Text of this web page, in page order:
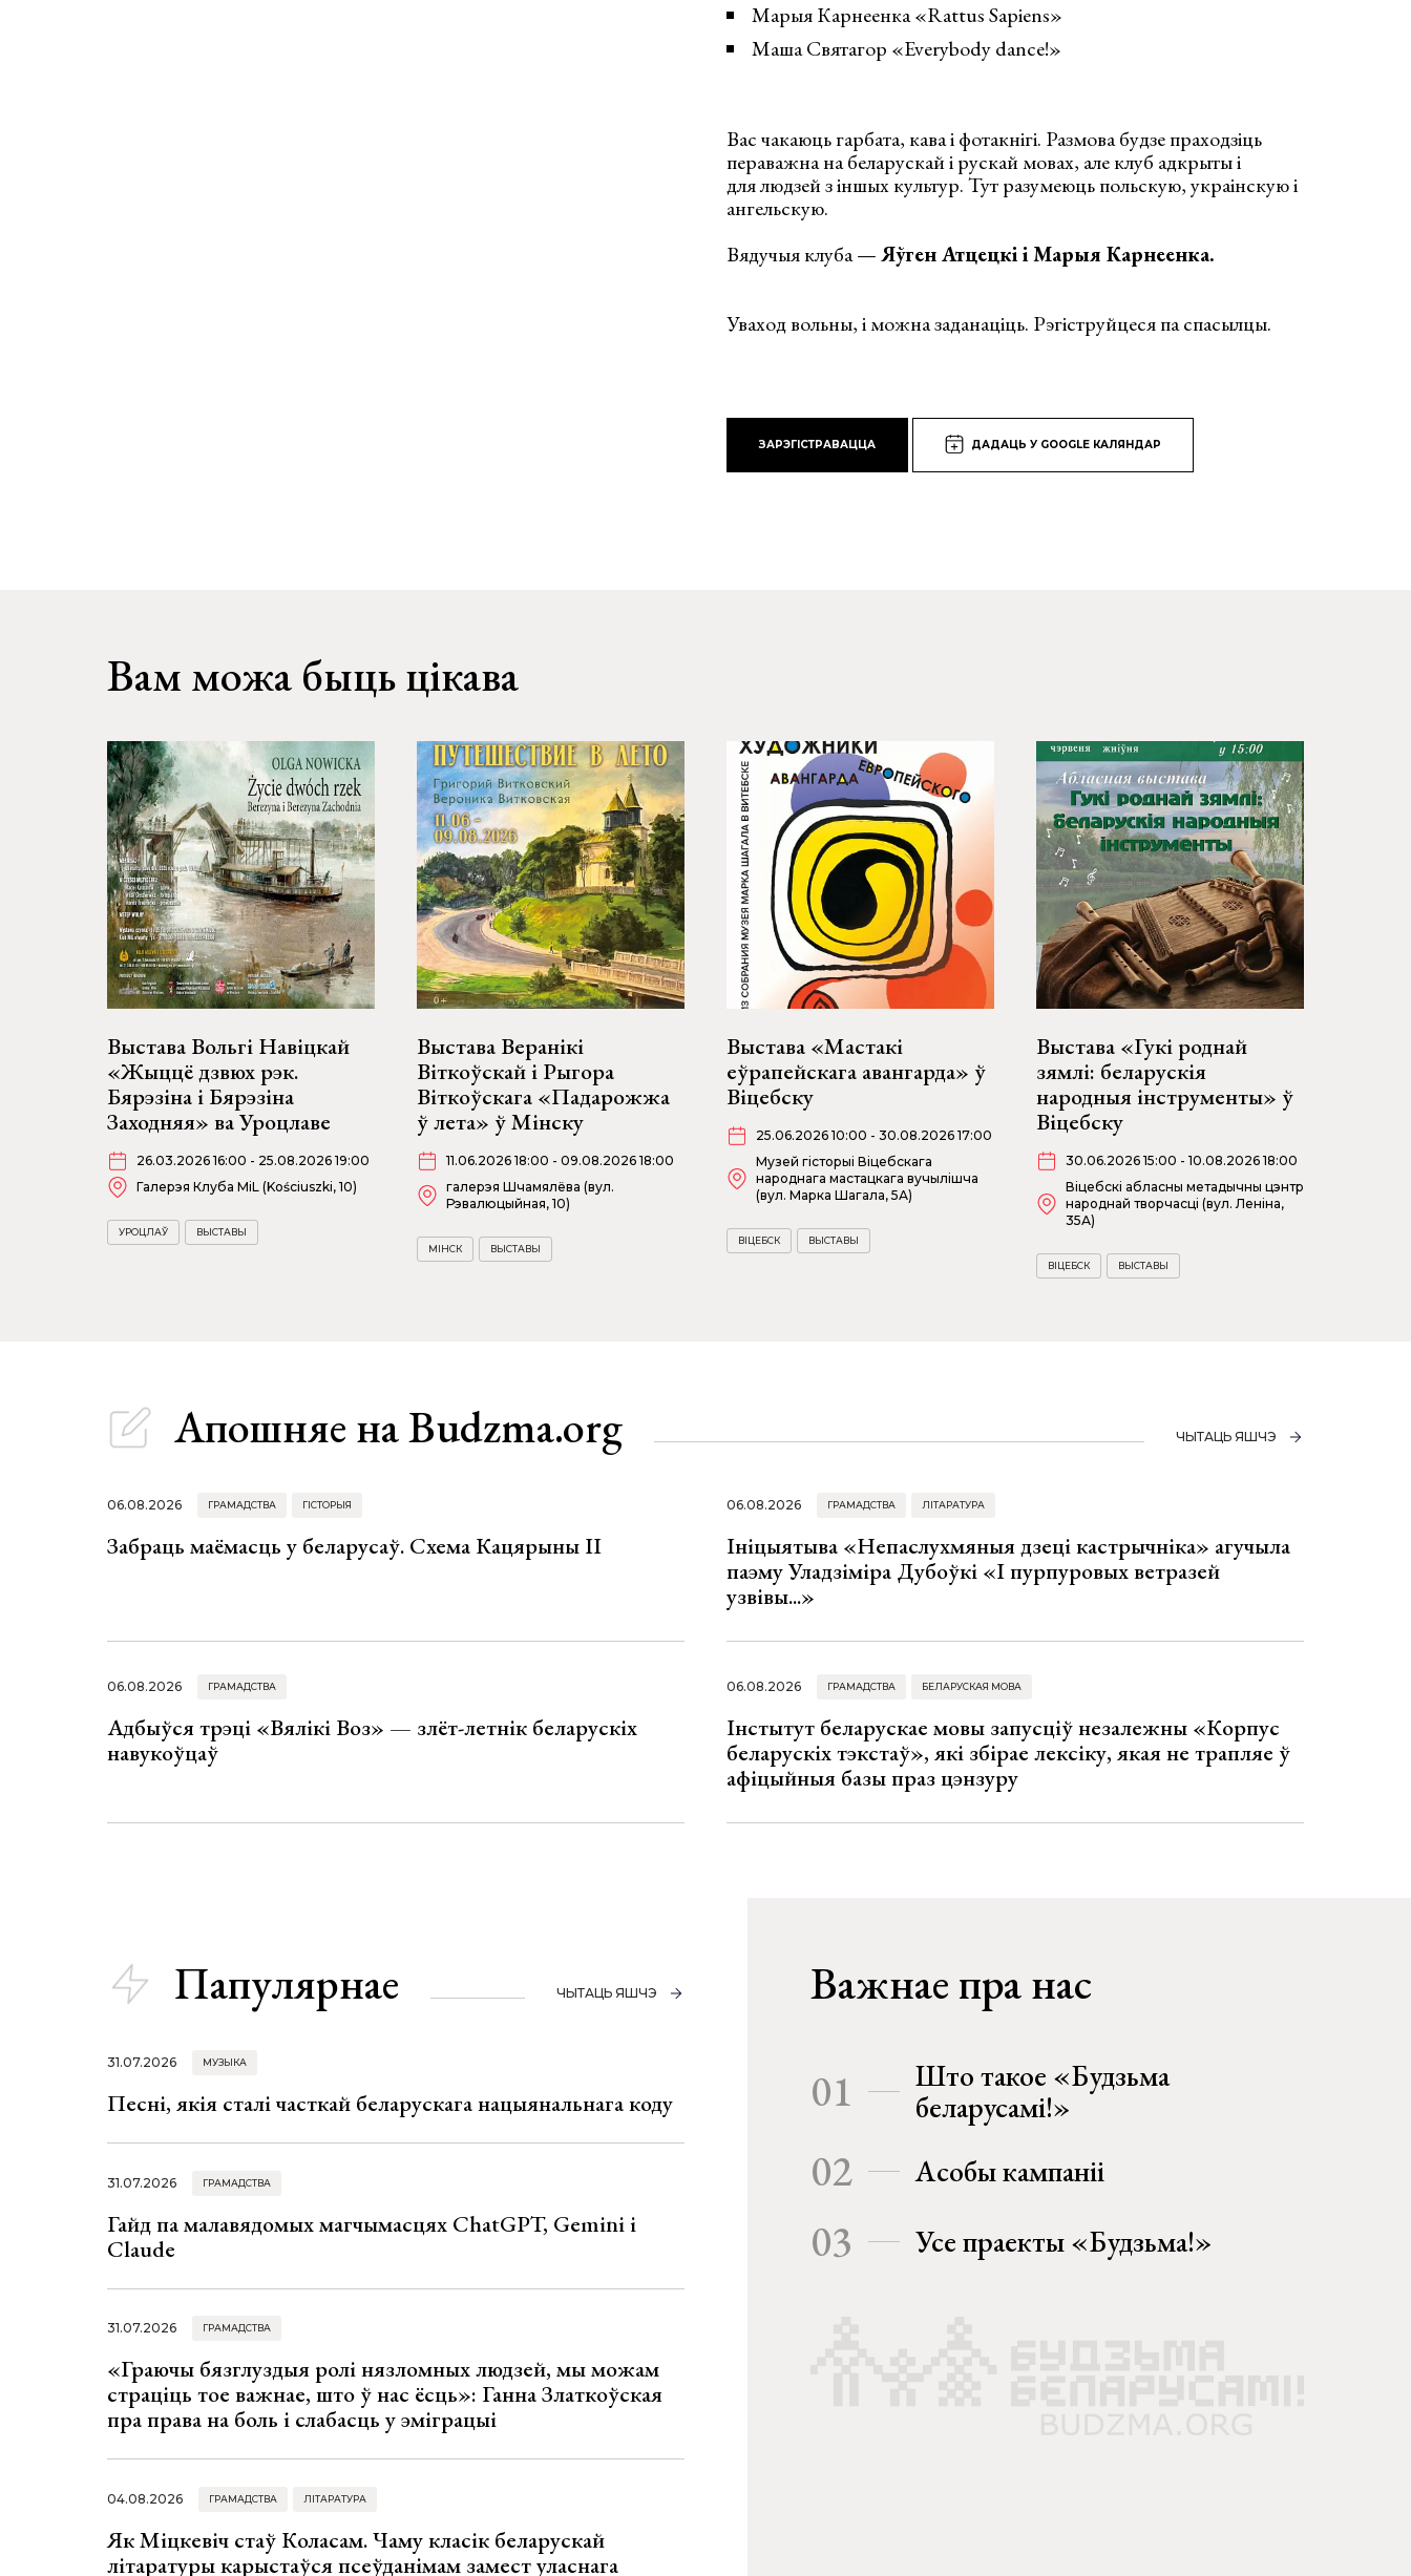
Марыя Карнеенка «Rattus Sapiens»
Маша Святагор «Everybody dance!»
Вас чакаюць гарбата, кава і фотакнігі. Размова будзе праходзіць
пераважна на беларускай і рускай мовах, але клуб адкрыты і
для людзей з іншых культур. Тут разумеюць польскую, украінскую і
ангельскую.
Вядучыя клуба —Яўген Атцецкi і Марыя Карнеенка.
Уваход вольны, і можна заданаціць. Рэгіструйцеся па спасылцы.
ЗАРЭГІСТРАВАЦЦА ДАДАЦЬ У GOOGLE КАЛЯНДАР
Вам можа быць цікава
Выстава Вольгі Навіцкай
«Жыццё дзвюх рэк.
Бярэзіна і Бярэзіна
Заходняя» ва Уроцлаве
26.03.2026 16:00 - 25.08.2026 19:00
Галерэя Клуба MiL (Kościuszki, 10)
УРОЦЛАЎ ВЫСТАВЫ
Выстава Веранікі
Віткоўскай і Рыгора
Віткоўскага «Падарожжа
ў лета» ў Мінску
11.06.2026 18:00 - 09.08.2026 18:00
галерэя Шчамялёва (вул.
Рэвалюцыйная, 10)
МІНСК ВЫСТАВЫ
Выстава «Мастакі
еўрапейскага авангарда» ў
Віцебску
25.06.2026 10:00 - 30.08.2026 17:00
Музей гісторыі Віцебскага
народнага мастацкага вучылішча
(вул. Марка Шагала, 5А)
ВІЦЕБСК ВЫСТАВЫ
Выстава «Гукі роднай
зямлі: беларускія
народныя інструменты» ў
Віцебску
30.06.2026 15:00 - 10.08.2026 18:00
Віцебскі абласны метадычны цэнтр
народнай творчасці (вул. Леніна,
35А)
ВІЦЕБСК ВЫСТАВЫ
Апошняе на Budzma.org ЧЫТАЦЬ ЯШЧЭ
06.08.2026 ГРАМАДСТВА ГІСТОРЫЯ
Забраць маёмасць у беларусаў. Схема Кацярыны ІІ
06.08.2026 ГРАМАДСТВА ЛІТАРАТУРА
Ініцыятыва «Непаслухмяныя дзеці кастрычніка» агучыла
паэму Уладзіміра Дубоўкі «І пурпуровых ветразей
узвівы...»
06.08.2026 ГРАМАДСТВА
Адбыўся трэці «Вялікі Воз» — злёт-летнік беларускіх
навукоўцаў
06.08.2026 ГРАМАДСТВА БЕЛАРУСКАЯ МОВА
Інстытут беларускае мовы запусціў незалежны «Корпус
беларускіх тэкстаў», які збірае лексіку, якая не трапляе ў
афіцыйныя базы праз цэнзуру
Папулярнае ЧЫТАЦЬ ЯШЧЭ
31.07.2026 МУЗЫКА
Песні, якія сталі часткай беларускага нацыянальнага коду
31.07.2026 ГРАМАДСТВА
Гайд па малавядомых магчымасцях ChatGPT, Gemini і
Claude
31.07.2026 ГРАМАДСТВА
«Граючы бязглуздыя ролі нязломных людзей, мы можам
страціць тое важнае, што ў нас ёсць»: Ганна Златкоўская
пра права на боль і слабасць у эміграцыі
04.08.2026 ГРАМАДСТВА ЛІТАРАТУРА
Як Міцкевіч стаў Коласам. Чаму класік беларускай
літаратуры карыстаўся псеўданімам замест уласнага
Важнае пра нас
01
Што такое «Будзьма
беларусамі!»
02 Асобы кампаніі
03 Усе праекты «Будзьма!»